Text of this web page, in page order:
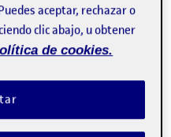
estación de tren
2024 2:21 pm
de tren Balaguer
tren. Problematicas: Demora
espacio es demasiado
aceptar, rechazar o
clic abajo, u obtener
de cookies.